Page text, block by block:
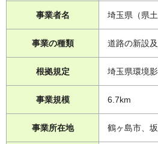
事業者名 埼玉県（県土
事業の種類 道路の新設
根拠規定 埼玉県環境
事業規模 6.7km
事業所在地 鶴ヶ島市、